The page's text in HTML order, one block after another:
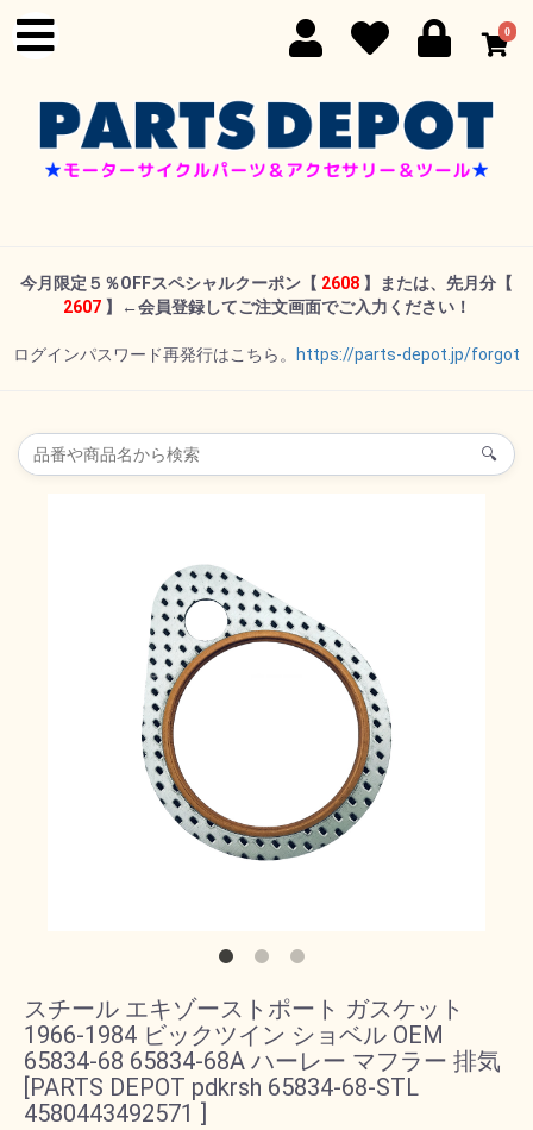
0
今月限定５％OFFスペシャルクーポン 【 2608 】または、先月分【
2607】←会員登録してご注文画面でご入力ください！
ログインパスワード再発行はこちら。 https://parts-depot.jp/forgot
🔍
スチール エキゾーストポート ガスケット
1966-1984 ビックツイン ショベル OEM
65834-68 65834-68A ハーレー マフラー 排気
[PARTS DEPOT pdkrsh 65834-68-STL
4580443492571 ]